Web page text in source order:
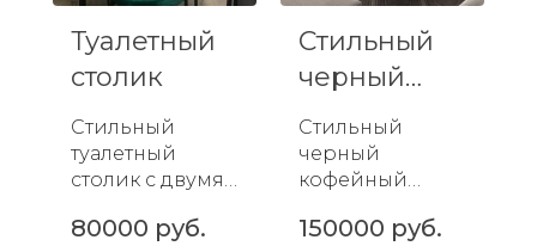
Туалетный
столик
Стильный
туалетный
столик с двумя
прекрасно
80000 руб.
Стильный
черный
кофейный
столик с
зер...
Стильный
черный
кофейный
зеркальной
150000 руб.